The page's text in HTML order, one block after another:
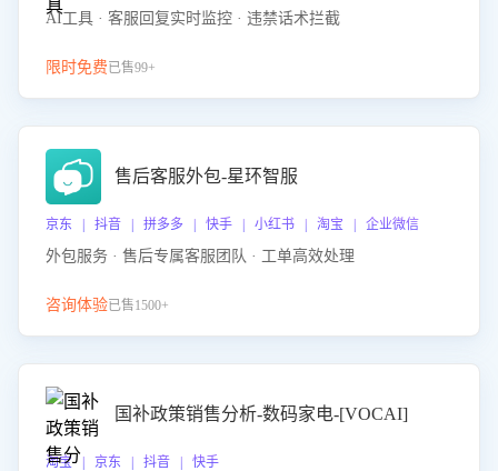
AI工具 · 客服回复实时监控 · 违禁话术拦截
限时免费已售99+
售后客服外包-星环智服
京东 | 抖音 | 拼多多 | 快手 | 小红书 | 淘宝 | 企业微信
外包服务 · 售后专属客服团队 · 工单高效处理
咨询体验已售1500+
国补政策销售分析-数码家电-[VOCAI]
淘宝 | 京东 | 抖音 | 快手